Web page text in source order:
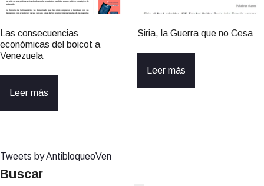
Las consecuencias
económicas del boicot a
Venezuela
Leer más
Siria, la Guerra que no Cesa
Leer más
Tweets by AntibloqueoVen
Buscar